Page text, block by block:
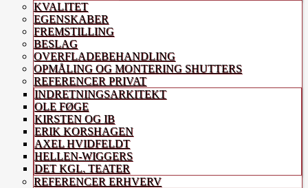
KVALITET
EGENSKABER
FREMSTILLING
BESLAG
OVERFLADEBEHANDLING
OPMÅLING OG MONTERING SHUTTERS
REFERENCER PRIVAT
INDRETNINGSARKITEKT
OLE FØGE
KIRSTEN OG IB
ERIK KORSHAGEN
AXEL HVIDFELDT
HELLEN-WIGGERS
DET KGL. TEATER
REFERENCER ERHVERV